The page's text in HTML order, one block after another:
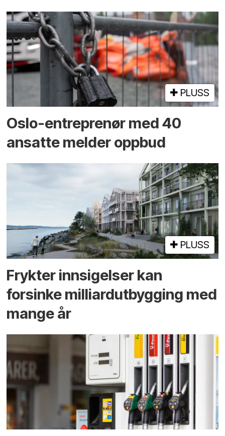
PLUSS
Oslo-entreprenør med 40
ansatte melder oppbud
PLUSS
Frykter innsigelser kan
forsinke milliard­utbygging med
mange år